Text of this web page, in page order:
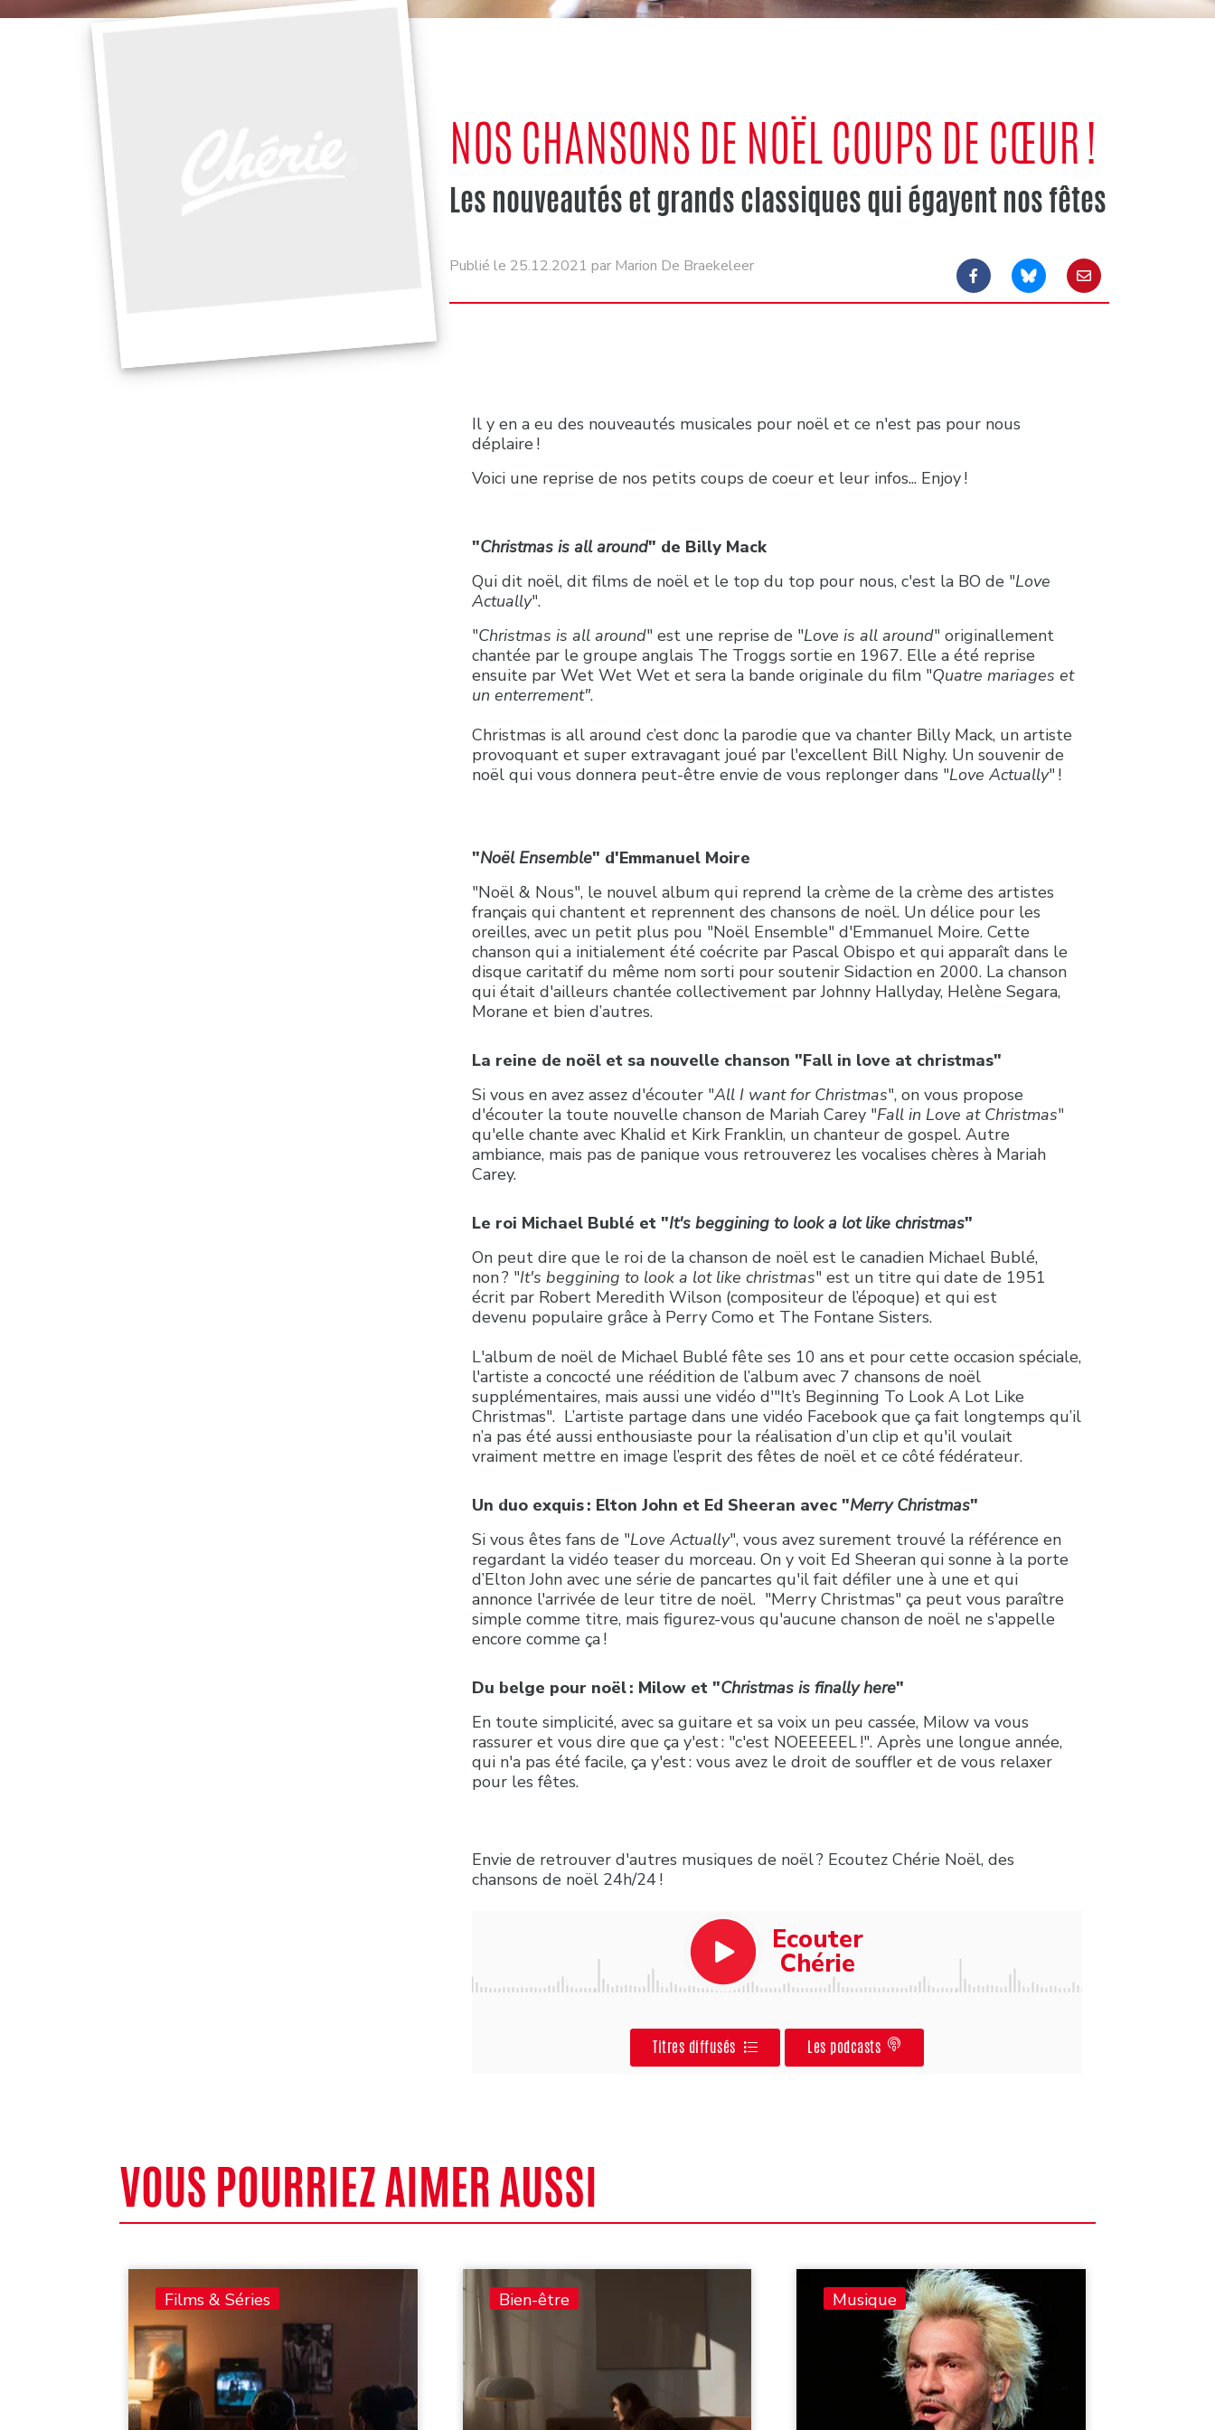
NOS CHANSONS DE NOËL COUPS DE CŒUR !
Les nouveautés et grands classiques qui égayent nos fêtes
Publié le 25.12.2021 par Marion De Braekeleer
Il y en a eu des nouveautés musicales pour noël et ce n'est pas pour nous
déplaire !
Voici une reprise de nos petits coups de coeur et leur infos... Enjoy !
"Christmas is all around" de Billy Mack
Qui dit noël, dit films de noël et le top du top pour nous, c'est la BO de "Love
Actually".
"Christmas is all around" est une reprise de "Love is all around" originallement
chantée par le groupe anglais The Troggs sortie en 1967. Elle a été reprise
ensuite par Wet Wet Wet et sera la bande originale du film "Quatre mariages et
un enterrement".
Christmas is all around c’est donc la parodie que va chanter Billy Mack, un artiste
provoquant et super extravagant joué par l'excellent Bill Nighy. Un souvenir de
noël qui vous donnera peut-être envie de vous replonger dans "Love Actually" !
"Noël Ensemble" d'Emmanuel Moire
"Noël & Nous", le nouvel album qui reprend la crème de la crème des artistes
français qui chantent et reprennent des chansons de noël. Un délice pour les
oreilles, avec un petit plus pou "Noël Ensemble" d'Emmanuel Moire. Cette
chanson qui a initialement été coécrite par Pascal Obispo et qui apparaît dans le
disque caritatif du même nom sorti pour soutenir Sidaction en 2000. La chanson
qui était d'ailleurs chantée collectivement par Johnny Hallyday, Helène Segara,
Morane et bien d’autres.
La reine de noël et sa nouvelle chanson "Fall in love at christmas"
Si vous en avez assez d'écouter "All I want for Christmas", on vous propose
d'écouter la toute nouvelle chanson de Mariah Carey "Fall in Love at Christmas"
qu'elle chante avec Khalid et Kirk Franklin, un chanteur de gospel. Autre
ambiance, mais pas de panique vous retrouverez les vocalises chères à Mariah
Carey.
Le roi Michael Bublé et "It's beggining to look a lot like christmas"
On peut dire que le roi de la chanson de noël est le canadien Michael Bublé,
non ? "It's beggining to look a lot like christmas" est un titre qui date de 1951
écrit par Robert Meredith Wilson (compositeur de l’époque) et qui est
devenu populaire grâce à Perry Como et The Fontane Sisters.
L'album de noël de Michael Bublé fête ses 10 ans et pour cette occasion spéciale,
l'artiste a concocté une réédition de l’album avec 7 chansons de noël
supplémentaires, mais aussi une vidéo d'"It’s Beginning To Look A Lot Like
Christmas". L’artiste partage dans une vidéo Facebook que ça fait longtemps qu’il
n’a pas été aussi enthousiaste pour la réalisation d’un clip et qu'il voulait
vraiment mettre en image l’esprit des fêtes de noël et ce côté fédérateur.
Un duo exquis : Elton John et Ed Sheeran avec "Merry Christmas"
Si vous êtes fans de "Love Actually", vous avez surement trouvé la référence en
regardant la vidéo teaser du morceau. On y voit Ed Sheeran qui sonne à la porte
d’Elton John avec une série de pancartes qu'il fait défiler une à une et qui
annonce l'arrivée de leur titre de noël. "Merry Christmas" ça peut vous paraître
simple comme titre, mais figurez-vous qu'aucune chanson de noël ne s'appelle
encore comme ça !
Du belge pour noël : Milow et "Christmas is finally here"
En toute simplicité, avec sa guitare et sa voix un peu cassée, Milow va vous
rassurer et vous dire que ça y'est : "c'est NOEEEEEL !". Après une longue année,
qui n'a pas été facile, ça y'est : vous avez le droit de souffler et de vous relaxer
pour les fêtes.
Envie de retrouver d'autres musiques de noël ? Ecoutez Chérie Noël, des
chansons de noël 24h/24 !
Ecouter
Chérie
Titres diffusés Les podcasts
VOUS POURRIEZ AIMER AUSSI
Films & Séries Bien-être Musique